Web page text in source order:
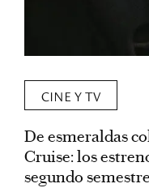
CINE Y TV
De esmeraldas
Cruise: los
segundo